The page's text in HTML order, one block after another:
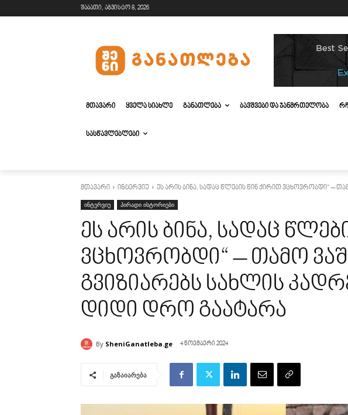
შაბათი, აგვისტო 8, 2026
ᲛᲗᲐᲕᲐᲠᲘ ᲧᲕᲔᲚᲐ ᲡᲘᲐᲮᲚᲔ ᲒᲐᲜᲐᲗᲚᲔᲑᲐ ᲑᲐᲕᲨᲕᲔᲑᲘ ᲓᲐ ᲯᲐᲜᲛᲠᲗᲔᲚᲝᲑᲐ
ᲡᲐᲡᲬᲐᲕᲚᲔᲑᲚᲔᲑᲘ
მთავარი ინტერვიუ ეს არის ბინა, სადაც წლების წინ ქირით ვცხოვრობდი“ –
ინტერვიუ პირადი ისტორიები
ეს არის ბინა, სადაც
ვცხოვრობდი“ – თამო
გვიზიარებს სახლის
დიდი დრო გაატარა
By SheniGanatleba.ge 4 ნოემბერი 2024
გაზაიარება